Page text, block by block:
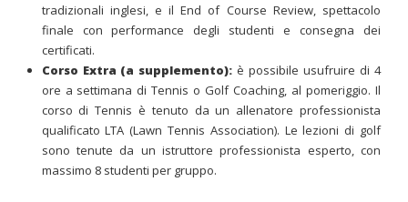
tradizionali inglesi, e il End of Course Review, spettacolo
finale con performance degli studenti e consegna dei
certificati.
Corso Extra (a supplemento):è possibile usufruire di 4
ore a settimana di Tennis o Golf Coaching, al pomeriggio. Il
corso di Tennis è tenuto da un allenatore professionista
qualificato LTA (Lawn Tennis Association). Le lezioni di golf
sono tenute da un istruttore professionista esperto, con
massimo 8 studenti per gruppo.